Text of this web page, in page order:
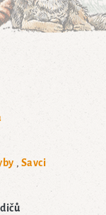
Savci